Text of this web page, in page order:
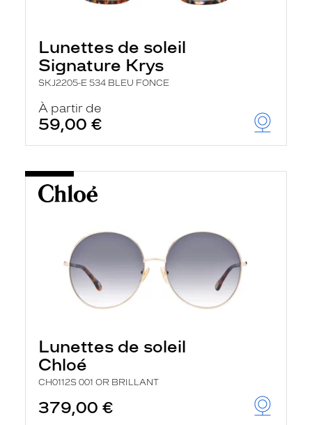
Lunettes de soleil
Signature Krys
SKJ2205-E 534 BLEU FONCE
À partir de
59,00 €
Lunettes de soleil
Chloé
CH0112S 001 OR BRILLANT
379,00 €